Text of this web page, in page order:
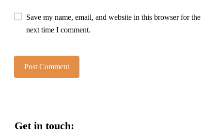
Save my name, email, and website in this browser for the
next time I comment.
Get in touch: